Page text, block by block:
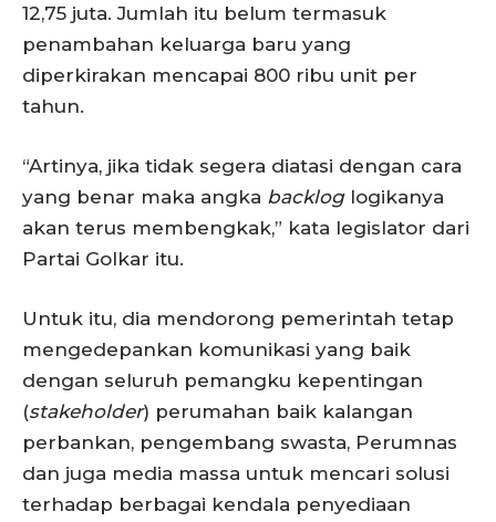
12,75 juta. Jumlah itu belum termasuk
penambahan keluarga baru yang
diperkirakan mencapai 800 ribu unit per
tahun.
“Artinya, jika tidak segera diatasi dengan cara
yang benar maka angka backloglogikanya
akan terus membengkak,” kata legislator dari
Partai Golkar itu.
Untuk itu, dia mendorong pemerintah tetap
mengedepankan komunikasi yang baik
dengan seluruh pemangku kepentingan
(stakeholder) perumahan baik kalangan
perbankan, pengembang swasta, Perumnas
dan juga media massa untuk mencari solusi
terhadap berbagai kendala penyediaan